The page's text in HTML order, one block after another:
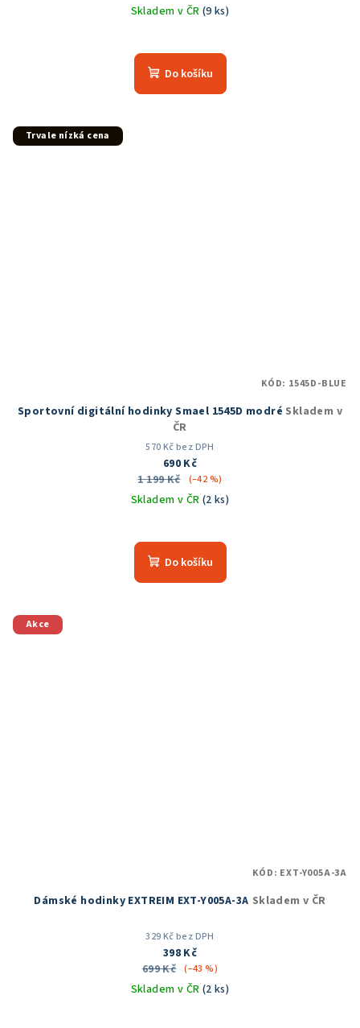
Skladem v ČR (9 ks)
Do košíku
Trvale nízká cena
Sportovní digitální hodinky Smael 1545D modré Skladem v
ČR
570 Kč bez DPH
690 Kč
1 199 Kč
(–42 %)
Skladem v ČR (2 ks)
hodnocení
produktu
Do košíku
KÓD: 1545D-BLUE
Akce
Dámské hodinky EXTREIM EXT-Y005A-3A Skladem v ČR
329 Kč bez DPH
398 Kč
699 Kč (–43 %)
Skladem v ČR (2 ks)
KÓD: EXT-Y005A-3A